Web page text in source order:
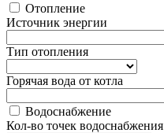
Отопление
Источник энергии
Тип отопления
Горячая вода от котла
Водоснабжение
Кол-во точек водоснабжения